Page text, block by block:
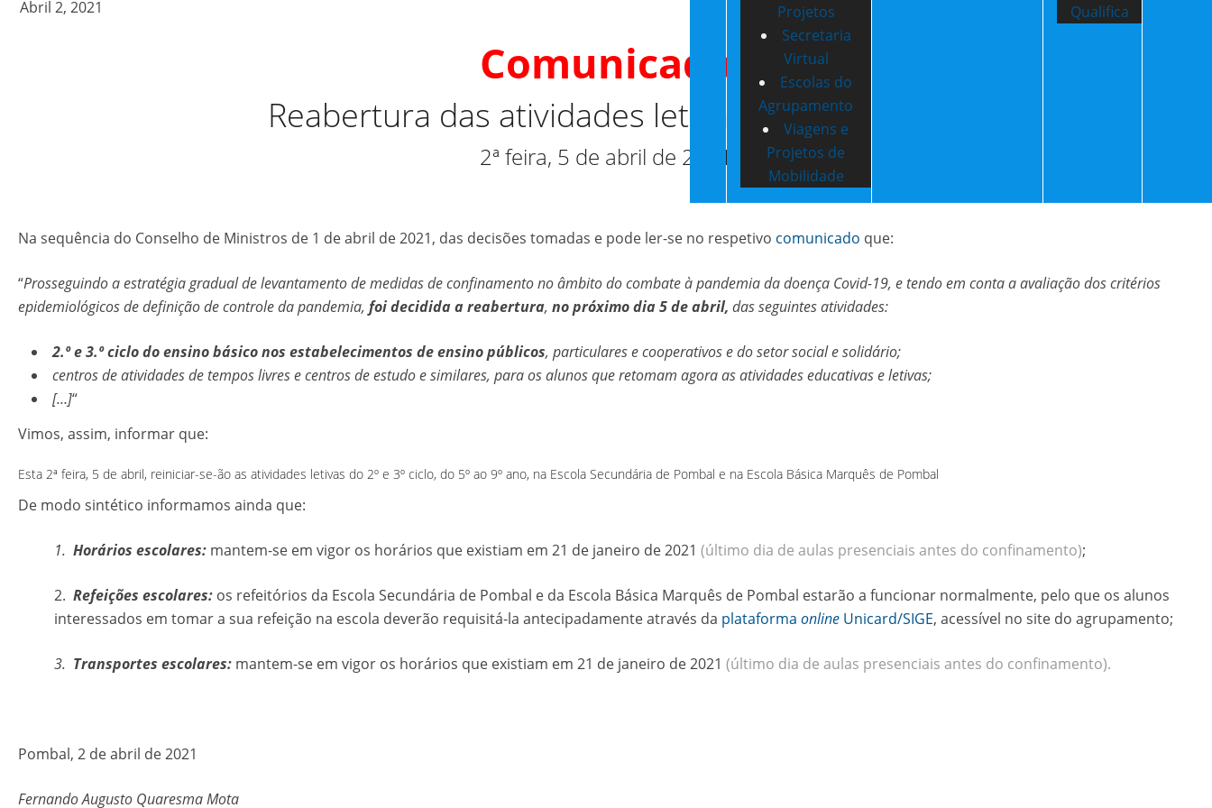
Projetos
Secretaria
Virtual
Escolas do
Agrupamento
Viagens e
Projetos de
Mobilidade
Qualifica
Abril 2, 2021
Comunicado
Reabertura das atividades letivas – 2º e 3º ciclo
2ª feira, 5 de abril de 2021
Na sequência do Conselho de Ministros de 1 de abril de 2021, das decisões tomadas e pode ler-se no respetivo comunicado que:
“Prosseguindo a estratégia gradual de levantamento de medidas de confinamento no âmbito do combate à pandemia da doença Covid-19, e tendo em conta a avaliação dos critérios
epidemiológicos de definição de controle da pandemia, foi decidida a reabertura, no próximo dia 5 de abril, das seguintes atividades:
2.º e 3.º ciclo do ensino básico nos estabelecimentos de ensino públicos, particulares e cooperativos e do setor social e solidário;
centros de atividades de tempos livres e centros de estudo e similares, para os alunos que retomam agora as atividades educativas e letivas;
[…]“
Vimos, assim, informar que:
Esta 2ª feira, 5 de abril, reiniciar-se-ão as atividades letivas do 2º e 3º ciclo, do 5º ao 9º ano, na Escola Secundária de Pombal e na Escola Básica Marquês de Pombal
De modo sintético informamos ainda que:
1. Horários escolares: mantem-se em vigor os horários que existiam em 21 de janeiro de 2021 (último dia de aulas presenciais antes do confinamento);
2. Refeições escolares: os refeitórios da Escola Secundária de Pombal e da Escola Básica Marquês de Pombal estarão a funcionar normalmente, pelo que os alunos
interessados em tomar a sua refeição na escola deverão requisitá-la antecipadamente através da plataforma online Unicard/SIGE, acessível no site do agrupamento;
3. Transportes escolares: mantem-se em vigor os horários que existiam em 21 de janeiro de 2021 (último dia de aulas presenciais antes do confinamento).
Pombal, 2 de abril de 2021
Fernando Augusto Quaresma Mota